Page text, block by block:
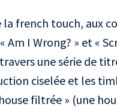
french touch, aux
I Wrong? » et «
une série de
ciselée et les
filtrée » (une